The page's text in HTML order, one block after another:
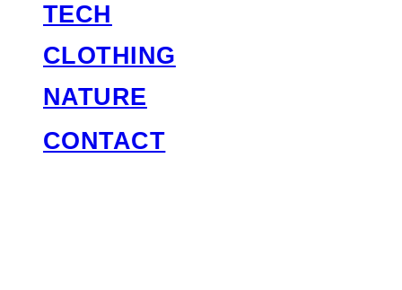
TECH
CLOTHING
NATURE
CONTACT